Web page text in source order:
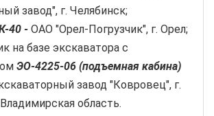
завод", г. Челябинск;
40 - ОАО "Орел-Погрузчик", г. Орел;
на базе экскаватора с
ЭО-4225-06 (подъемная кабина)
завод "Ковровец", г.
область.